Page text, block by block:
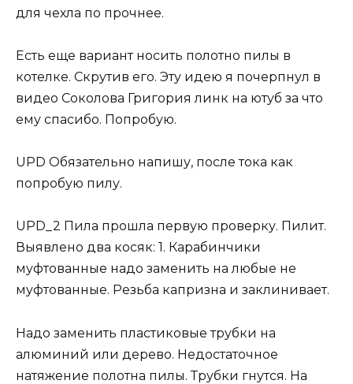
для чехла по прочнее.
Есть еще вариант носить полотно пилы в
котелке. Скрутив его. Эту идею я почерпнул в
видео Соколова Григория линк на ютуб за что
ему спасибо. Попробую.
UPD Обязательно напишу, после тока как
попробую пилу.
UPD_2 Пила прошла первую проверку. Пилит.
Выявлено два косяк: 1. Карабинчики
муфтованные надо заменить на любые не
муфтованные. Резьба капризна и заклинивает.
Надо заменить пластиковые трубки на
алюминий или дерево. Недостаточное
натяжение полотна пилы. Трубки гнутся. На